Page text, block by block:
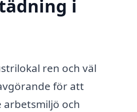
i
ren och väl
för att
arbetsmiljö och